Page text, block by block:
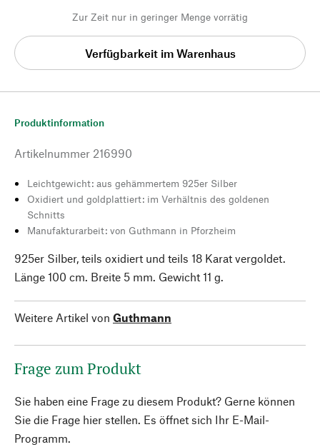
Zur Zeit nur in geringer Menge vorrätig
Verfügbarkeit im Warenhaus
Produktinformation
Artikelnummer 216990
Leichtgewicht: aus gehämmertem 925er Silber
Oxidiert und goldplattiert: im Verhältnis des goldenen
Schnitts
Manufakturarbeit: von Guthmann in Pforzheim
925er Silber, teils oxidiert und teils 18 Karat vergoldet.
Länge 100 cm. Breite 5 mm. Gewicht 11 g.
Weitere Artikel von Guthmann
Frage zum Produkt
Sie haben eine Frage zu diesem Produkt? Gerne können
Sie die Frage hier stellen. Es öffnet sich Ihr E-Mail-
Programm.